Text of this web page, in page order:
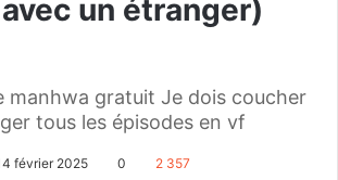
un étranger)
manhwa gratuit Je dois coucher
tous les épisodes en vf
février 2025 0 2 357